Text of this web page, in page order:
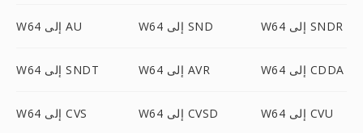
W64 إلى AU W64 إلى SND W64 إلى SNDR
W64 إلى SNDT W64 إلى AVR W64 إلى CDDA
W64 إلى CVS W64 إلى CVSD W64 إلى CVU